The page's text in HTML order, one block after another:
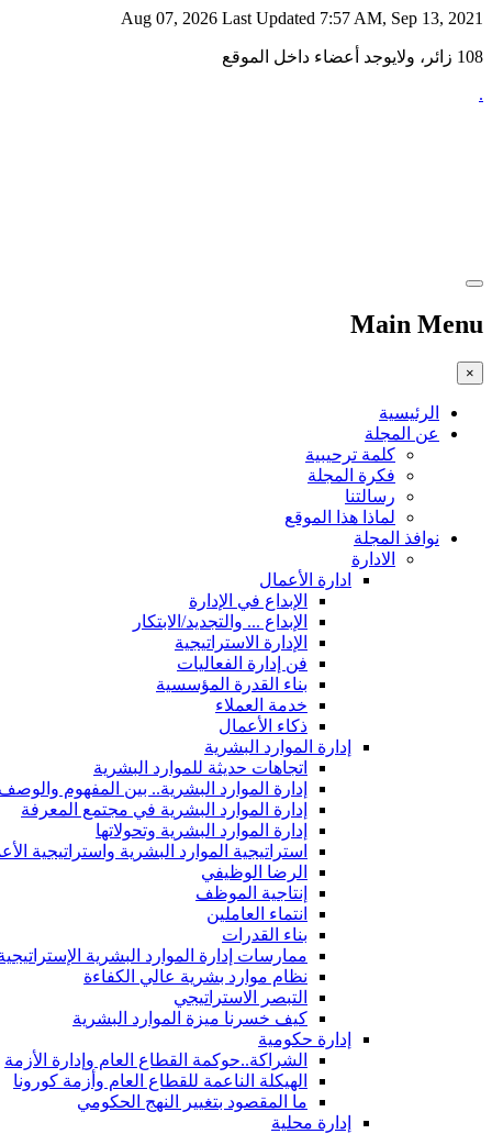
Aug 07, 2026 Last Updated 7:57 AM, Sep 13, 2021
108 زائر، ولايوجد أعضاء داخل الموقع
.
Main Menu
×
الرئيسية
عن المجلة
كلمة ترحيبية
فكرة المجلة
رسالتنا
لماذا هذا الموقع
نوافذ المجلة
الادارة
ادارة الأعمال
الإبداع في الإدارة
الإبداع ... والتجديد/الابتكار
الإدارة الاستراتيجية
فن إدارة الفعاليات
بناء القدرة المؤسسية
خدمة العملاء
ذكاء الأعمال
إدارة الموارد البشرية
اتجاهات حديثة للموارد البشرية
إدارة الموارد البشرية.. بين المفهوم
إدارة الموارد البشرية في مجتمع المعرفة
إدارة الموارد البشرية وتحولاتها
استراتيجية الموارد البشرية واستراتيجية
الرضا الوظيفي
إنتاجية الموظف
انتماء العاملين
بناء القدرات
ممارسات إدارة الموارد البشرية
نظام موارد بشرية عالي الكفاءة
التبصر الاستراتيجي
كيف خسرنا ميزة الموارد البشرية
إدارة حكومية
الشراكة..حوكمة القطاع العام وإدارة الأزمة
الهيكلة الناعمة للقطاع العام وأزمة كورونا
ما المقصود بتغيير النهج الحكومي
إدارة محلية